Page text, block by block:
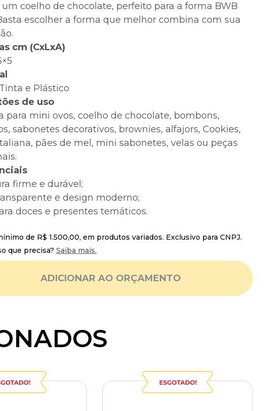
coelho de chocolate, perfeito para a forma BWB
escolher a forma que melhor combina com sua
cm (CxLxA)
e Plástico
de uso
para mini ovos, coelho de chocolate, bombons,
sabonetes decorativos, brownies, alfajors, Cookies,
pães de mel, mini sabonetes, velas ou peças
firme e durável;
e design moderno;
doces e presentes temáticos.
de R$ 1.500,00, em produtos variados. Exclusivo para CNPJ.
que precisa?Saiba mais.
ADICIONAR AO ORÇAMENTO